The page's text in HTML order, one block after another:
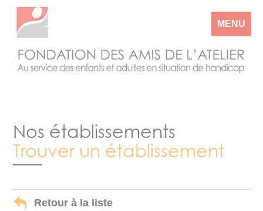
MENU
Nos établissements
Trouver un établissement
Retour à la liste